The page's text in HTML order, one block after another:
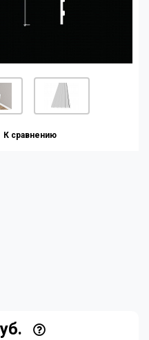
К сравнению